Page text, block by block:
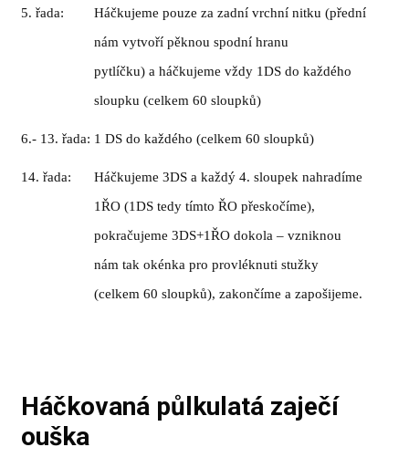
5. řada: Háčkujeme pouze za zadní vrchní nitku (přední
nám vytvoří pěknou spodní hranu
pytlíčku) a háčkujeme vždy 1DS do každého
sloupku (celkem 60 sloupků)
6.- 13. řada: 1 DS do každého (celkem 60 sloupků)
14. řada: Háčkujeme 3DS a každý 4. sloupek nahradíme
1ŘO (1DS tedy tímto ŘO přeskočíme),
pokračujeme 3DS+1ŘO dokola – vzniknou
nám tak okénka pro provléknuti stužky
(celkem 60 sloupků), zakončíme a zapošijeme.
Háčkovaná půlkulatá zaječí
ouška